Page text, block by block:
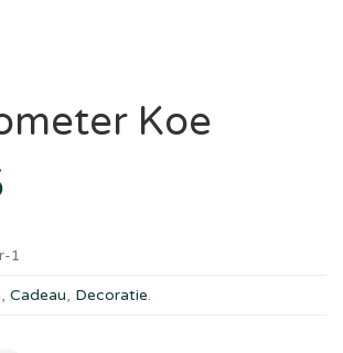
Koe
1
, Cadeau, Decoratie.